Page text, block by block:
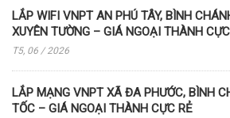
LẮP WIFI VNPT AN PHÚ TÂY, BÌNH
XUYÊN TƯỜNG – GIÁ NGOẠI THÀNH
T5, 06 / 2026
LẮP MẠNG VNPT XÃ ĐA PHƯỚC, BÌNH
TỐC – GIÁ NGOẠI THÀNH CỰC RẺ